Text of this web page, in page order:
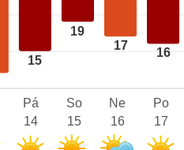
15
19
17
16
Pá
14
So
15
Ne
16
Po
17